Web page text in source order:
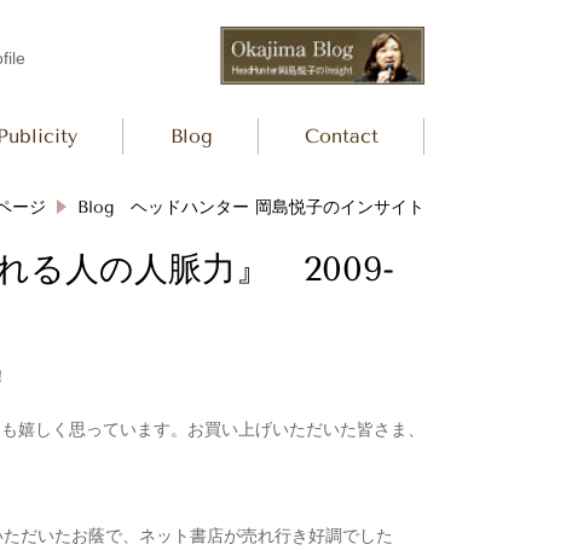
Blog Contact
ージ Blog ヘッドハンター 岡島悦子のインサイト
る人の人脈力』 2009-
嬉しく思っています。お買い上げいただいた皆さま、
だいたお蔭で、ネット書店が売れ行き好調でした